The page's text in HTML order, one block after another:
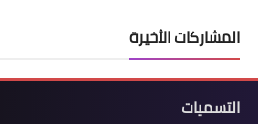
المشاركات الأخيرة
التسميات